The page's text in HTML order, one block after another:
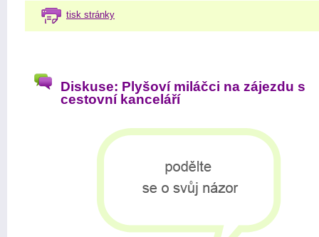
tisk stránky
Diskuse: Plyšoví miláčci na zájezdu s
cestovní kanceláří